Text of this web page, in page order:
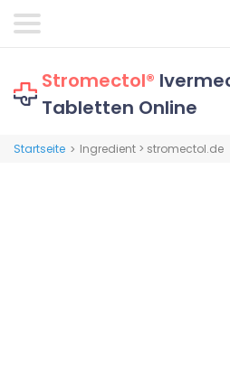
Stromectol®
Tabletten Online
Startseite > Ingredient > stromectol.de